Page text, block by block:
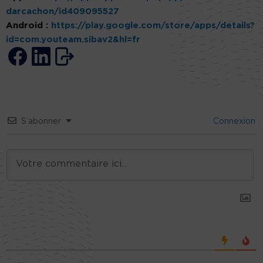
darcachon/id409095527
Android : https://play.google.com/store/apps/details?
id=com.youteam.sibav2&hl=fr
S’abonner Connexion